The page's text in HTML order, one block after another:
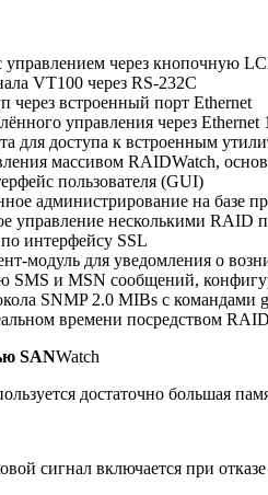
через кнопочную
VT100 через RS-232C
через встроенный порт Ethernet
управления через Ethernet
для доступа к встроенным
массивом RAIDWatch,
пользователя (GUI)
администрирование на базе
управление несколькими RAID
по интерфейсу SSL
модуль для уведомления о
SMS и MSN сообщений,
SNMP 2.0 MIBs с командами
времени посредством
SANWatch
достаточно большая
сигнал включается при